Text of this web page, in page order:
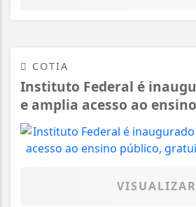
COTIA
Instituto Federal é
e amplia acesso ao
VISUALIZAR